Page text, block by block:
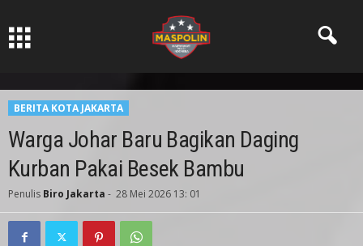
BERITA KOTA JAKARTA
Warga Johar Baru Bagikan Daging
Kurban Pakai Besek Bambu
Penulis Biro Jakarta - 28 Mei 2026 13: 01